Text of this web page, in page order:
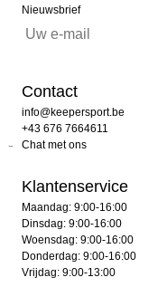
Nieuwsbrief
Contact
info@keepersport.be
+43 676 7664611
Chat met ons
Klantenservice
Maandag: 9:00-16:00
Dinsdag: 9:00-16:00
Woensdag: 9:00-16:00
Donderdag: 9:00-16:00
Vrijdag: 9:00-13:00